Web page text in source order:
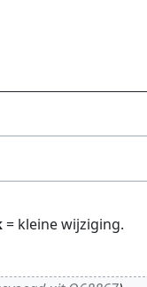
= kleine wijziging.